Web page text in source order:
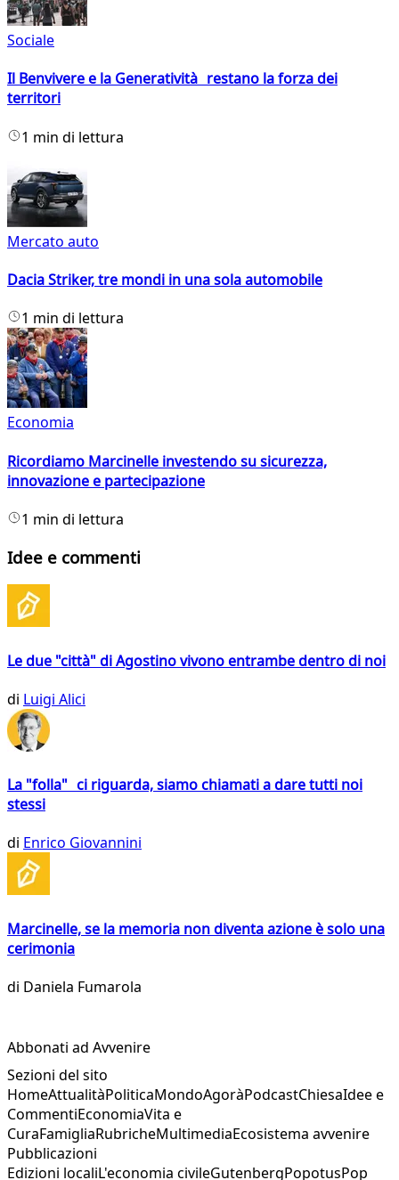
Sociale
Il Benvivere e la Generatività restano la forza dei
territori
1 min di lettura
Mercato auto
Dacia Striker, tre mondi in una sola automobile
1 min di lettura
Economia
Ricordiamo Marcinelle investendo su sicurezza,
innovazione e partecipazione
1 min di lettura
Idee e commenti
Le due "città" di Agostino vivono entrambe dentro di noi
di Luigi Alici
La "folla" ci riguarda, siamo chiamati a dare tutti noi
stessi
di Enrico Giovannini
Marcinelle, se la memoria non diventa azione è solo una
cerimonia
di Daniela Fumarola
Abbonati ad Avvenire
Sezioni del sito
HomeAttualitàPoliticaMondoAgoràPodcastChiesaIdee e
CommentiEconomiaVita e
CuraFamigliaRubricheMultimediaEcosistema avvenire
Pubblicazioni
Edizioni localiL'economia civileGutenbergPopotusPop